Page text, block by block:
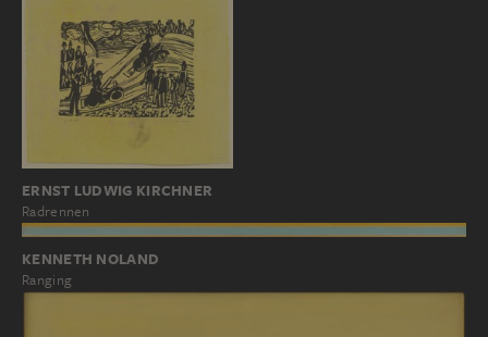
ERNST LUDWIG KIRCHNER
Radrennen
KENNETH NOLAND
Ranging